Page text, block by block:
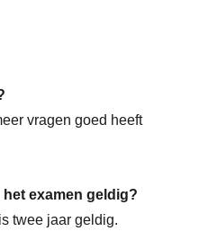
vragen goed heeft
examen geldig?
twee jaar geldig.